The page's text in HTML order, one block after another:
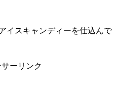
イスキャンディーを仕込んで
ーリンク